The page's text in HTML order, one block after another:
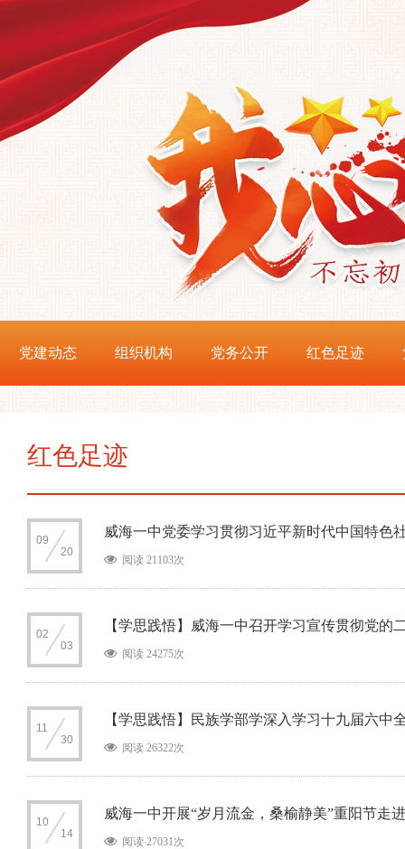
党建动态 组织机构 党务公开 红色足迹
红色足迹
09
20
威海一中党委学习贯彻习近平新时代中国特色
阅读 21103次
02
03
【学思践悟】威海一中召开学习宣传贯彻党的
阅读 24275次
11
30
【学思践悟】民族学部学深入学习十九届六中
阅读 26322次
10
14
威海一中开展“岁月流金，桑榆静美”重阳节走
阅读 27031次